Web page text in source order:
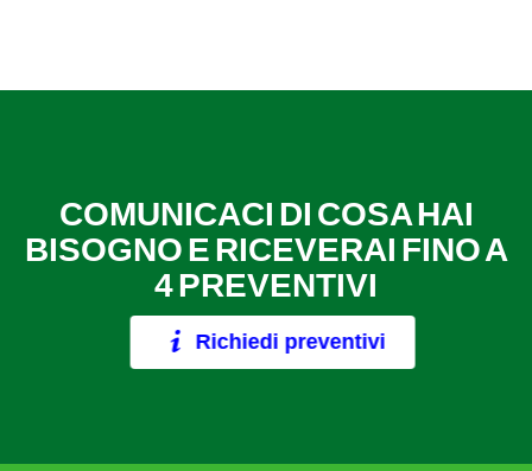
COMUNICACI DI COSA HAI
BISOGNO E RICEVERAI FINO A
4 PREVENTIVI
Richiedi preventivi